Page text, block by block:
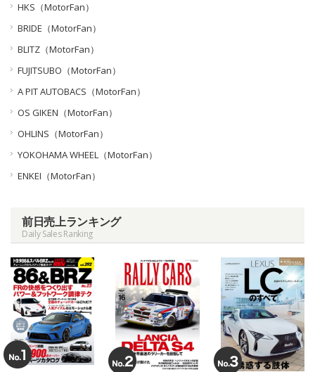
HKS（MotorFan）
BRIDE（MotorFan）
BLITZ（MotorFan）
FUJITSUBO（MotorFan）
A PIT AUTOBACS（MotorFan）
OS GIKEN（MotorFan）
OHLINS（MotorFan）
YOKOHAMA WHEEL（MotorFan）
ENKEI（MotorFan）
前日売上ランキング
Daily Sales Ranking